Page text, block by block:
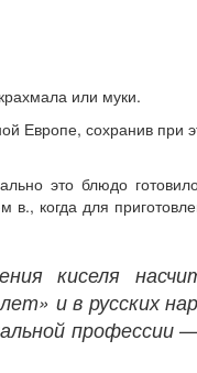
или муки.
Европе, сохранив при
это блюдо
когда для
киселя
и в русских